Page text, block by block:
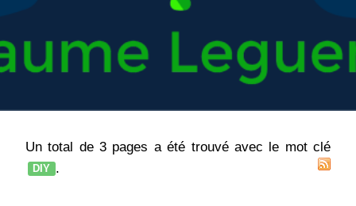
Un total de 3 pages a été trouvé avec le mot clé
DIY .